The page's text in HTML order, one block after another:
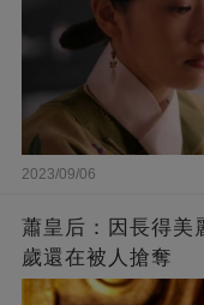
2023/09/06
蕭皇后：因長得美
歲還在被人搶奪